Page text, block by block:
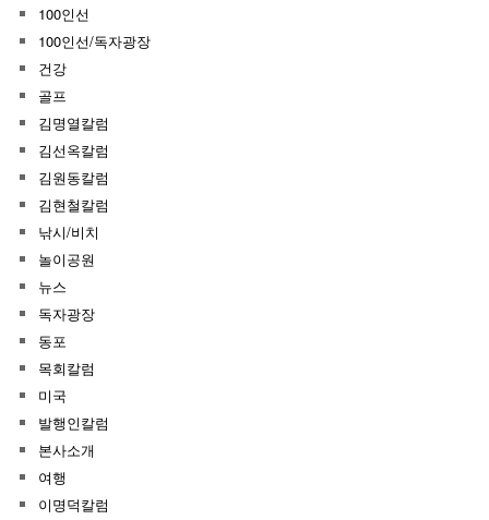
100인선
100인선/독자광장
건강
골프
김명열칼럼
김선옥칼럼
김원동칼럼
김현철칼럼
낚시/비치
놀이공원
뉴스
독자광장
동포
목회칼럼
미국
발행인칼럼
본사소개
여행
이명덕칼럼